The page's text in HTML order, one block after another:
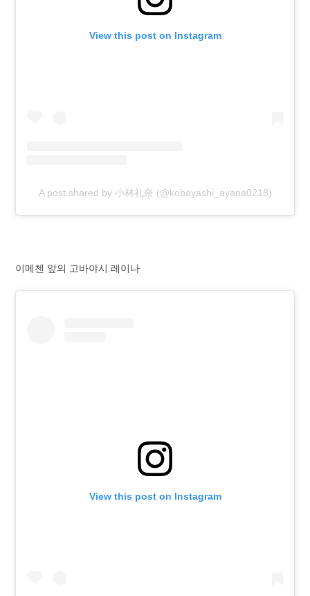
View this post on Instagram
A post shared by 小林礼奈 (@kobayashi_ayana0218)
이메첸 앞의 고바야시 레이나
View this post on Instagram